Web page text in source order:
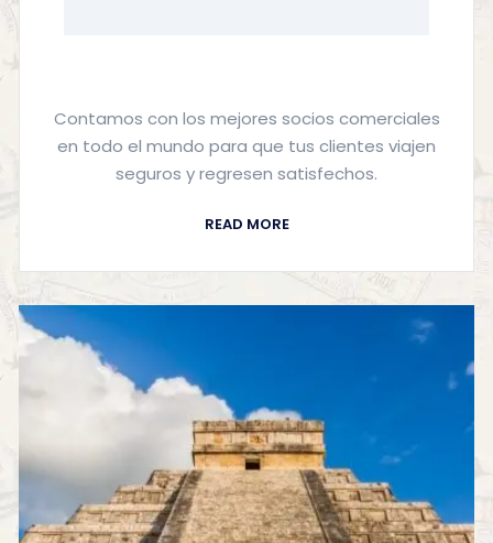
Contamos con los mejores socios comerciales
en todo el mundo para que tus clientes viajen
seguros y regresen satisfechos.
READ MORE